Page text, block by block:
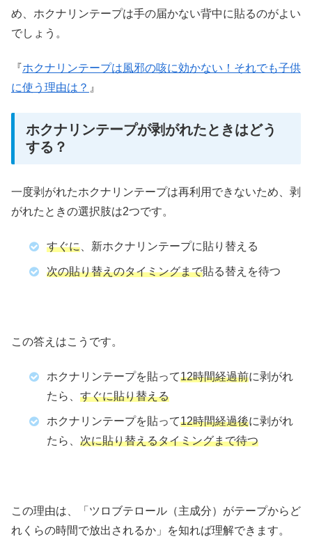
め、ホクナリンテープは手の届かない背中に貼るのがよい
でしょう。
『ホクナリンテープは風邪の咳に効かない！それでも子供
に使う理由は？ 』
ホクナリンテープが剥がれたときはどう
する？
一度剥がれたホクナリンテープは再利用できないため、剥
がれたときの選択肢は2つです。
すぐに 、新ホクナリンテープに貼り替える
次の貼り替えのタイミングまで貼る替えを待つ
この答えはこうです。
ホクナリンテープを貼って12時間経過前に剥がれ
たら、 すぐに貼り替える
ホクナリンテープを貼って12時間経過後に剥がれ
たら、 次に貼り替えるタイミングまで待つ
この理由は、「ツロブテロール（主成分）がテープからど
れくらの時間で放出されるか」を知れば理解できます。